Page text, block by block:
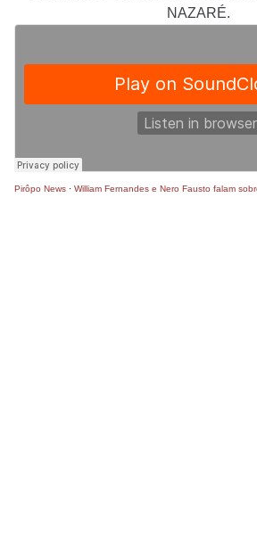
NAZARÉ.
Pirôpo News · William Fernandes e Nero Fausto falam sobre